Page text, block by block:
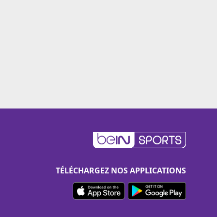
TÉLÉCHARGEZ NOS APPLICATIONS